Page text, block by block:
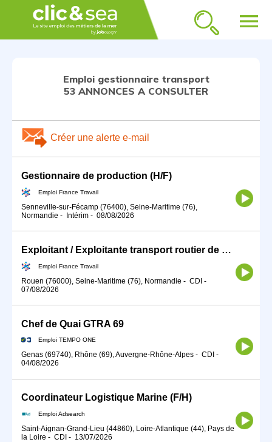
menu
Emploi gestionnaire transport
53 ANNONCES A CONSULTER
Créer une alerte e-mail
Gestionnaire de production (H/F)
Emploi France Travail
Senneville-sur-Fécamp (76400), Seine-Maritime (76),
Normandie - Intérim - 08/08/2026
Exploitant / Exploitante transport routier de marchandises (H/F)
Emploi France Travail
Rouen (76000), Seine-Maritime (76), Normandie - CDI -
07/08/2026
Chef de Quai GTRA 69
Emploi TEMPO ONE
Genas (69740), Rhône (69), Auvergne-Rhône-Alpes - CDI -
04/08/2026
Coordinateur Logistique Marine (F/H)
Emploi Adsearch
Saint-Aignan-Grand-Lieu (44860), Loire-Atlantique (44), Pays de
la Loire - CDI - 13/07/2026